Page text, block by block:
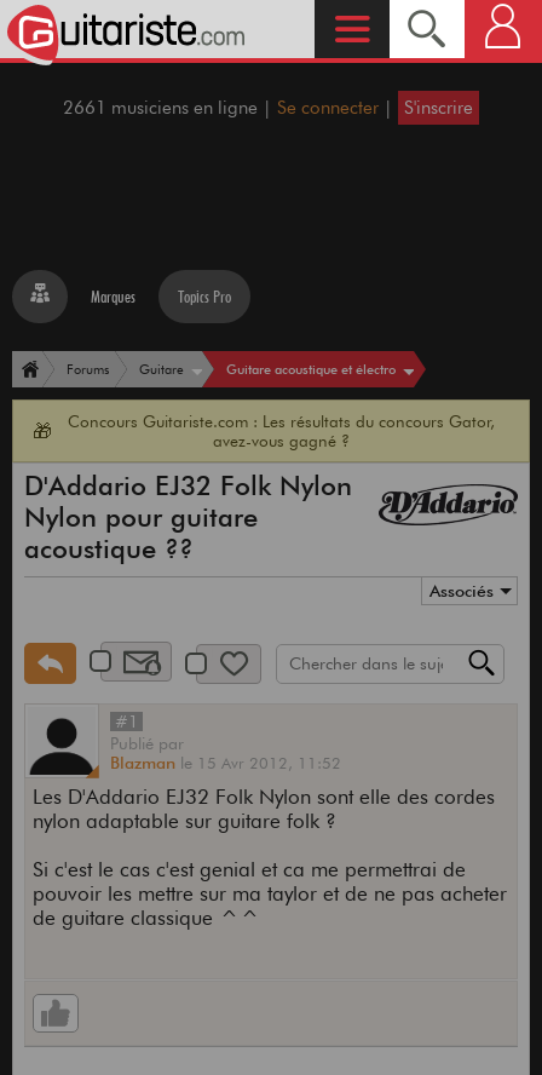
2661 musiciens en ligne | Se connecter | S'inscrire
Marques Topics Pro
Forums Guitare Guitare acoustique et électro
🎁
Concours Guitariste.com : Les résultats du concours Gator,
avez-vous gagné ?
D'Addario EJ32 Folk Nylon
Nylon pour guitare
acoustique ??
Associés
#1
Publié par
Blazman le 15 Avr 2012, 11:52
Les D'Addario EJ32 Folk Nylon sont elle des cordes
nylon adaptable sur guitare folk ?
Si c'est le cas c'est genial et ca me permettrai de
pouvoir les mettre sur ma taylor et de ne pas acheter
de guitare classique ^^